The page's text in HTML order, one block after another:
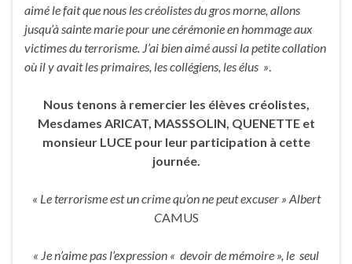
aimé le fait que nous les créolistes du gros morne, allons
jusqu’à sainte marie pour une cérémonie en hommage aux
victimes du terrorisme. J’ai bien aimé aussi la petite collation
où il y avait les primaires, lescollégiens, les élus ».
Nous tenons à remercier les élèves créolistes,
Mesdames ARICAT, MASSSOLIN, QUENETTE et
monsieur LUCE pour leur participation à cette
journée.
« Le terrorisme est un crime qu’on ne peut excuser » Albert
CAMUS
« Je n’aime pas l’expression « devoir de mémoire », le seul